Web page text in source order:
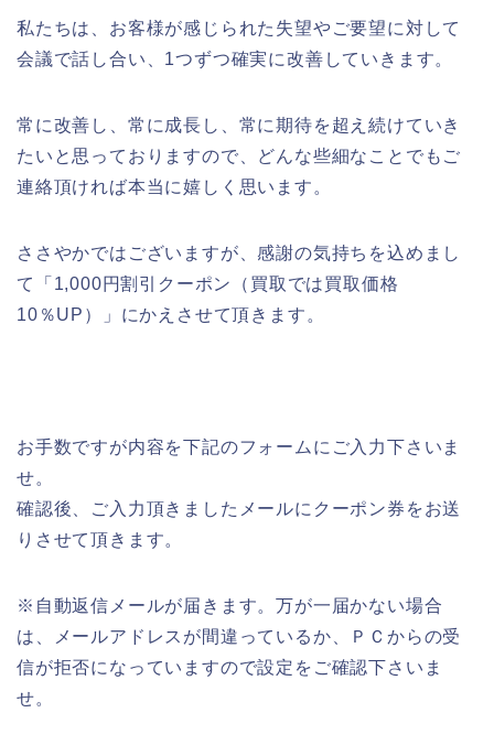
私たちは、お客様が感じられた失望やご要望に対して
会議で話し合い、1つずつ確実に改善していきます。
常に改善し、常に成長し、常に期待を超え続けていき
たいと思っておりますので、どんな些細なことでもご
連絡頂ければ本当に嬉しく思います。
ささやかではございますが、感謝の気持ちを込めまし
て「1,000円割引クーポン（買取では買取価格
10％UP）」にかえさせて頂きます。
お手数ですが内容を下記のフォームにご入力下さいま
せ。
確認後、ご入力頂きましたメールにクーポン券をお送
りさせて頂きます。
※自動返信メールが届きます。万が一届かない場合
は、メールアドレスが間違っているか、ＰＣからの受
信が拒否になっていますので設定をご確認下さいま
せ。